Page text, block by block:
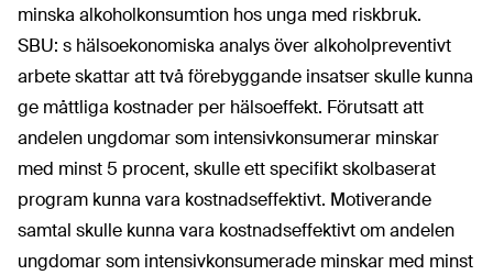
minska alkoholkonsumtion hos unga med riskbruk.
SBU: s hälsoekonomiska analys över alko­hol­preventivt
arbete skattar att två förebyggande insatser skulle kunna
ge måttliga kostnader per hälsoeffekt. Förutsatt att
andelen ungdomar som intensivkonsumerar minskar
med minst 5 procent, skulle ett specifikt skolbaserat
program kunna vara kostnads­effektivt. Motiverande
samtal skulle kunna vara kostnadseffektivt om andelen
ungdomar som intensivkonsumerade minskar med minst